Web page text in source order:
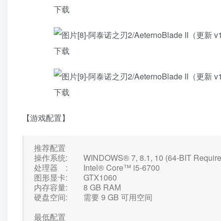
【游戏配置】
推荐配置
操作系统: WINDOWS® 7, 8.1, 10 (64-BIT
处理器 : Intel® Core™ i5-6700
图形显卡: GTX1060
内存容量: 8 GB RAM
硬盘空间: 需要 9 GB 可用空间
最低配置